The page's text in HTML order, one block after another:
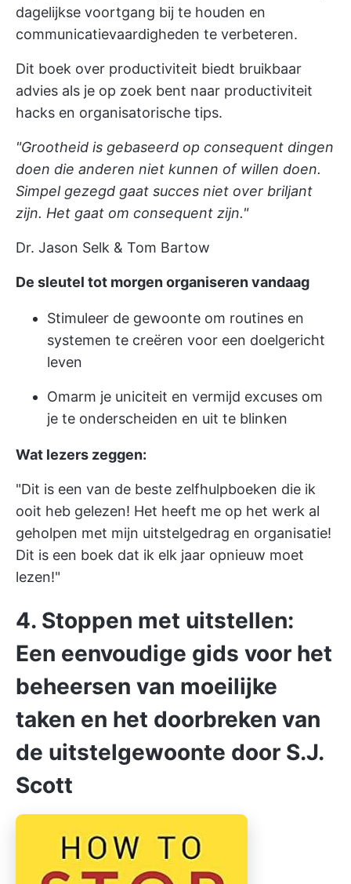
dagelijkse voortgang bij te houden en
communicatievaardigheden te verbeteren.
Dit boek over productiviteit biedt bruikbaar
advies als je op zoek bent naar productiviteit
hacks en organisatorische tips.
"Grootheid is gebaseerd op consequent dingen
doen die anderen niet kunnen of willen doen.
Simpel gezegd gaat succes niet over briljant
zijn. Het gaat om consequent zijn."
Dr. Jason Selk & Tom Bartow
De sleutel tot morgen organiseren vandaag
Stimuleer de gewoonte om routines en
systemen te creëren voor een doelgericht
leven
Omarm je uniciteit en vermijd excuses om
je te onderscheiden en uit te blinken
Wat lezers zeggen:
"Dit is een van de beste zelfhulpboeken die ik
ooit heb gelezen! Het heeft me op het werk al
geholpen met mijn uitstelgedrag en organisatie!
Dit is een boek dat ik elk jaar opnieuw moet
lezen!"
4. Stoppen met uitstellen:
Een eenvoudige gids voor het
beheersen van moeilijke
taken en het doorbreken van
de uitstelgewoonte door S.J.
Scott